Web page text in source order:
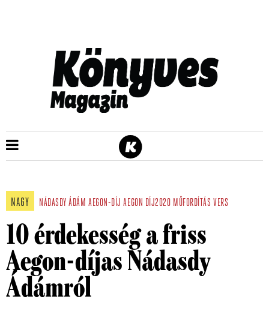
NAGY NÁDASDY ÁDÁM AEGON-DÍJ AEGON DÍJ2020 MŰFORDÍTÁS VERS
10 érdekesség a friss
Aegon-díjas Nádasdy
Ádámról